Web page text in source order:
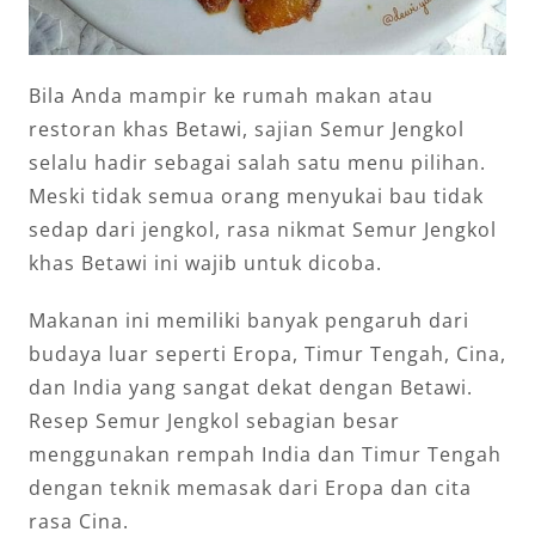
Bila Anda mampir ke rumah makan atau
restoran khas Betawi, sajian Semur Jengkol
selalu hadir sebagai salah satu menu pilihan.
Meski tidak semua orang menyukai bau tidak
sedap dari jengkol, rasa nikmat Semur Jengkol
khas Betawi ini wajib untuk dicoba.
Makanan ini memiliki banyak pengaruh dari
budaya luar seperti Eropa, Timur Tengah, Cina,
dan India yang sangat dekat dengan Betawi.
Resep Semur Jengkol sebagian besar
menggunakan rempah India dan Timur Tengah
dengan teknik memasak dari Eropa dan cita
rasa Cina.